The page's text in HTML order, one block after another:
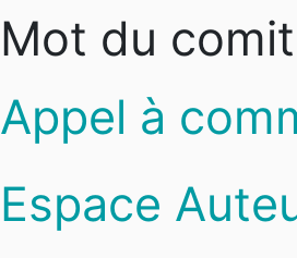
Mot du
Appel à
Espace